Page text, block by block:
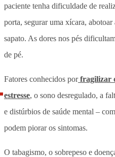
paciente tenha dificuldade de
porta, segurar uma xícara,
sapato. As dores nos pés
de pé.
Fatores conhecidos porfragilizar
estresse, o sono desregulado, a
e distúrbios de saúde mental –
podem piorar os sintomas.
O tabagismo, o sobrepeso e